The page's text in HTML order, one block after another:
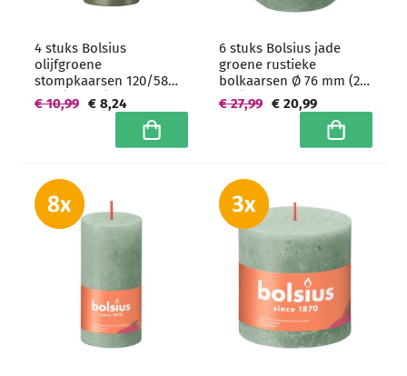
4 stuks Bolsius
olijfgroene
stompkaarsen 120/58
mm (33 uur) -
grootverpakking
€ 8,24
€ 10,99
In winkelwagen
6 stuks Bolsius jade
groene rustieke
bolkaarsen Ø 76 mm (25
uur) - grootverpakking
€ 20,99
€ 27,99
In